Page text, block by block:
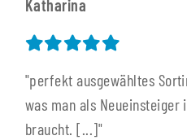
Katharina
"perfekt ausgewähltes
was man als
braucht. [...]"